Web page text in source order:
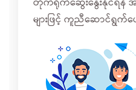
များဖြင့် ကူညီဆောင်ရွက်ပ